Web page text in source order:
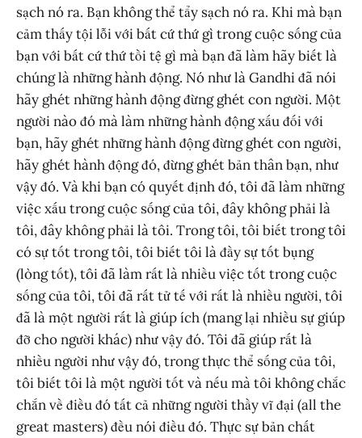
sạch nó ra. Bạn không thể tẩy sạch nó ra. Khi mà bạn
cảm thấy tội lỗi với bất cứ thứ gì trong cuộc sống của
bạn với bất cứ thứ tồi tệ gì mà bạn đã làm hãy biết là
chúng là những hành động. Nó như là Gandhi đã nói
hãy ghét những hành động đừng ghét con người. Một
người nào đó mà làm những hành động xấu đối với
bạn, hãy ghét những hành động đừng ghét con người,
hãy ghét hành động đó, đừng ghét bản thân bạn, như
vậy đó. Và khi bạn có quyết định đó, tôi đã làm những
việc xấu trong cuộc sống của tôi, đây không phải là
tôi, đây không phải là tôi. Trong tôi, tôi biết trong tôi
có sự tốt trong tôi, tôi biết tôi là đầy sự tốt bụng
(lòng tốt), tôi đã làm rất là nhiều việc tốt trong cuộc
sống của tôi, tôi đã rất tử tế với rất là nhiều người, tôi
đã là một người rất là giúp ích (mang lại nhiều sự giúp
đỡ cho người khác) như vậy đó. Tôi đã giúp rất là
nhiều người như vậy đó, trong thực thể sống của tôi,
tôi biết tôi là một người tốt và nếu mà tôi không chắc
chắn về điều đó tất cả những người thầy vĩ đại (all the
great masters) đều nói điều đó. Thực sự bản chất